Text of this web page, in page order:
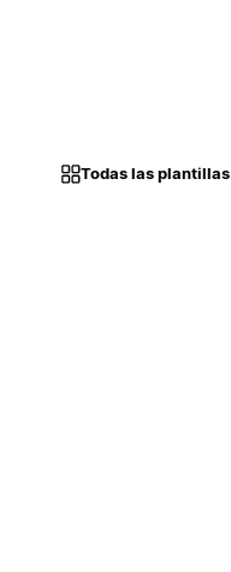
Todas las plantillas